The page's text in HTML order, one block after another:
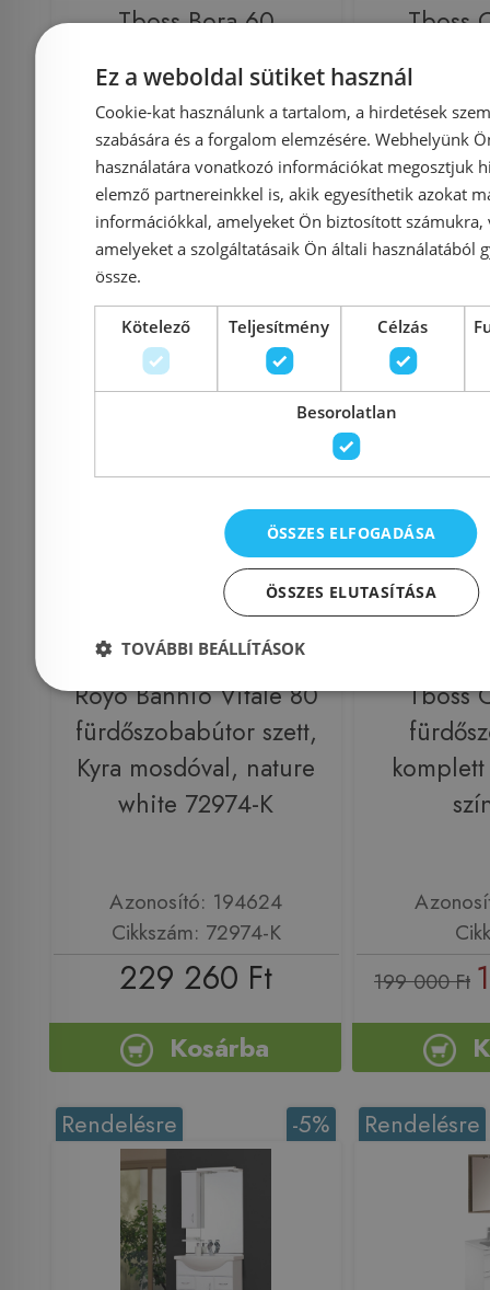
Tboss Bora 60
komplett szett (több
színben)
Azonosító: 188570
Cikkszám: BORA60SZ
342 300 Ft325 185 Ft
Kosárba
Tboss
226 100 Ft
Royo Bannio Vitale 80
fürdőszobabútor szett,
Kyra mosdóval, nature
white 72974-K
Azonosító: 194624
Cikkszám: 72974-K
229 260 Ft
Kosárba
Tboss
199 000 Ft
-5%
Rendelésre Rendelésre
Ez a weboldal sütiket használ
Cookie-kat használunk a tartalom, a hirdetések
szabására és a forgalom elemzésére. Webhelyünk
használatára vonatkozó információkat megosztjuk
elemző partnereinkkel is, akik egyesíthetik azokat
információkkal, amelyeket Ön biztosított számukra,
amelyeket a szolgáltatásaik Ön általi használatából
össze.
Kötelező Teljesítmény Célzás
Besorolatlan
ÖSSZES ELFOGADÁSA
ÖSSZES ELUTASÍTÁSA
TOVÁBBI BEÁLLÍTÁSOK